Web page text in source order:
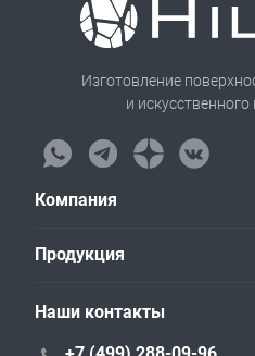
Изготовление
и
Компания
Продукция
Наши контакты